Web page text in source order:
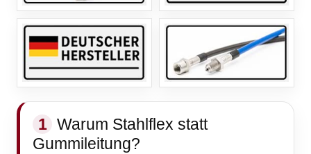
1 Warum Stahlflex statt
Gummileitung?